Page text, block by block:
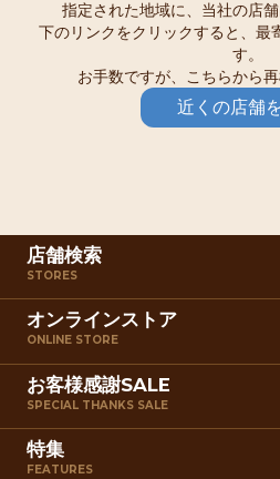
指定された地域に、当社の店舗
下のリンクをクリックすると、最
す。
お手数ですが、こちらから再
近くの店舗
店舗検索
STORES
オンラインストア
ONLINE STORE
お客様感謝SALE
SPECIAL THANKS SALE
特集
FEATURES